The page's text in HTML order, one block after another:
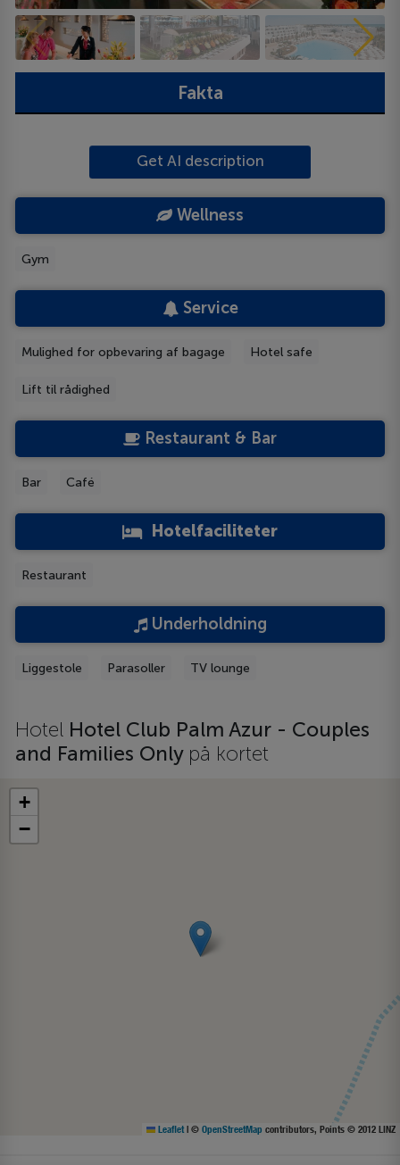
Fakta
Get AI description
Wellness
Gym
Service
Mulighed for opbevaring af bagage Hotel safe
Lift til rådighed
Restaurant & Bar
Bar Café
Hotelfaciliteter
Restaurant
Underholdning
Liggestole Parasoller TV lounge
Hotel Hotel Club Palm Azur - Couples
and Families Only på kortet
+
−
Leaflet | © OpenStreetMap contributors, Points © 2012 LINZ